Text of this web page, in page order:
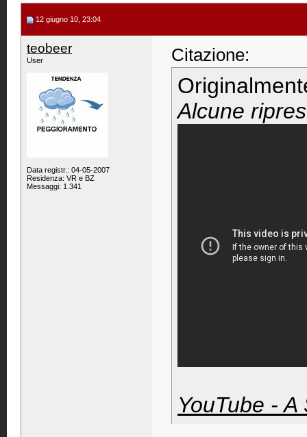
12 giugno 10, 23:04
teobeer
User
Data registr.: 04-05-2007
Residenza: VR e BZ
Messaggi: 1.341
Citazione:
Alcune
YouTube -